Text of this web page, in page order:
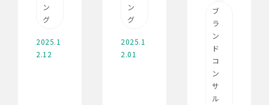
ン
グ
2025.1
2.12
ン
グ
2025.1
2.01
ブ
ラ
ン
ド
コ
ン
サ
ル